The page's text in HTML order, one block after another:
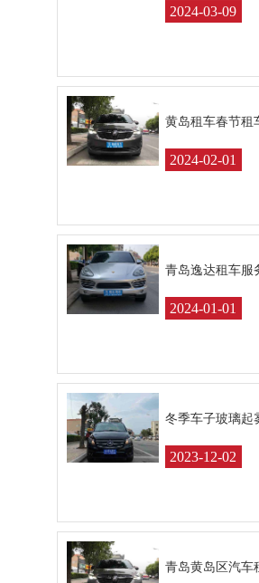
2024-03-09
黄岛租车春节租
2024-02-01
2024-01-01
冬季车子玻璃起
2023-12-02
青岛黄岛区汽车